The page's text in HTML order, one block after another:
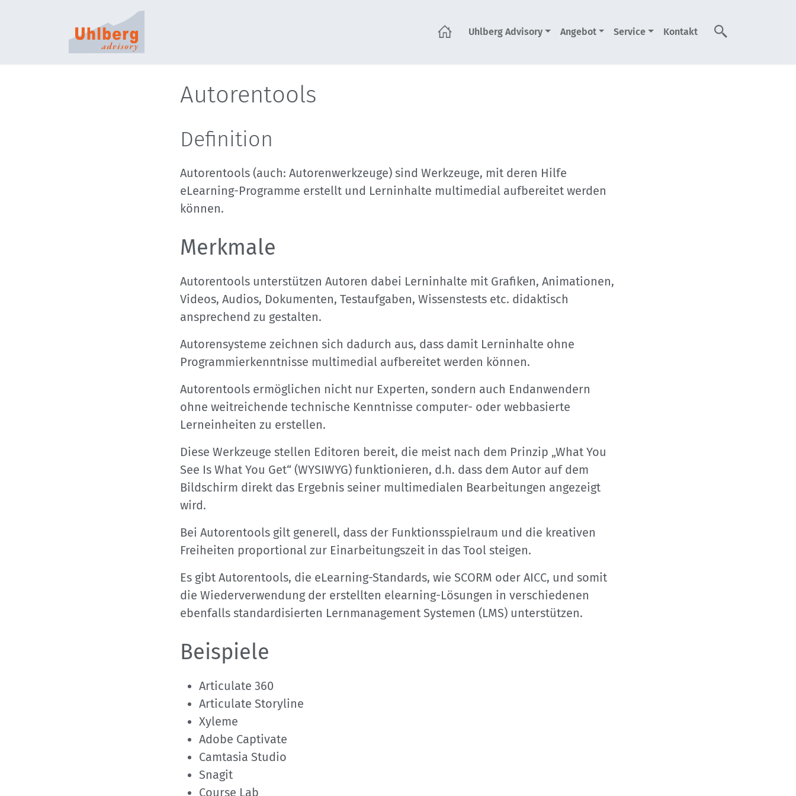
Uhlberg Advisory Angebot Service Kontakt
Suche
Autorentools
Definition
Autorentools (auch: Autorenwerkzeuge) sind Werkzeuge, mit deren Hilfe
eLearning-Programme erstellt und Lerninhalte multimedial aufbereitet werden
können.
Merkmale
Autorentools unterstützen Autoren dabei Lerninhalte mit Grafiken, Animationen,
Videos, Audios, Dokumenten, Testaufgaben, Wissenstests etc. didaktisch
ansprechend zu gestalten.
Autorensysteme zeichnen sich dadurch aus, dass damit Lerninhalte ohne
Programmierkenntnisse multimedial aufbereitet werden können.
Autorentools ermöglichen nicht nur Experten, sondern auch Endanwendern
ohne weitreichende technische Kenntnisse computer- oder webbasierte
Lerneinheiten zu erstellen.
Diese Werkzeuge stellen Editoren bereit, die meist nach dem Prinzip „What You
See Is What You Get“ (WYSIWYG) funktionieren, d.h. dass dem Autor auf dem
Bildschirm direkt das Ergebnis seiner multimedialen Bearbeitungen angezeigt
wird.
Bei Autorentools gilt generell, dass der Funktionsspielraum und die kreativen
Freiheiten proportional zur Einarbeitungszeit in das Tool steigen.
Es gibt Autorentools, die eLearning-Standards, wie SCORM oder AICC, und somit
die Wiederverwendung der erstellten elearning-Lösungen in verschiedenen
ebenfalls standardisierten Lernmanagement Systemen (LMS) unterstützen.
Beispiele
Articulate 360
Articulate Storyline
Xyleme
Adobe Captivate
Camtasia Studio
Snagit
Course Lab